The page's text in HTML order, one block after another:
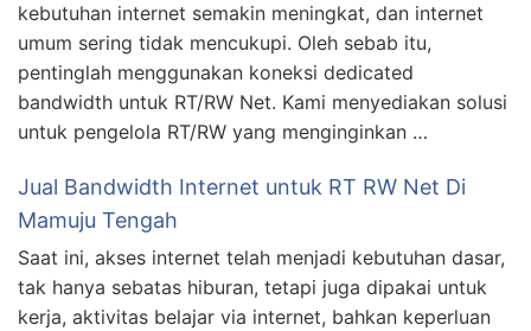
kebutuhan internet semakin meningkat, dan internet
umum sering tidak mencukupi. Oleh sebab itu,
pentinglah menggunakan koneksi dedicated
bandwidth untuk RT/RW Net. Kami menyediakan solusi
untuk pengelola RT/RW yang menginginkan …
Jual Bandwidth Internet untuk RT RW Net Di
Mamuju Tengah
Saat ini, akses internet telah menjadi kebutuhan dasar,
tak hanya sebatas hiburan, tetapi juga dipakai untuk
kerja, aktivitas belajar via internet, bahkan keperluan